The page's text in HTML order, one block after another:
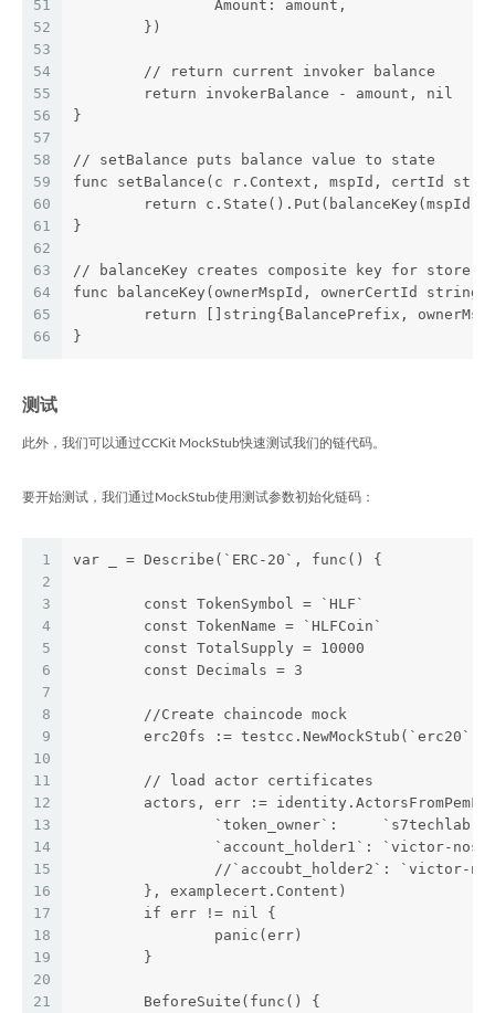
51
52
53
54
55
56
57
58
59
60
61
62
63
64
65
66
		Amount: amount,
	})
	// return current invoker balance
	return invokerBalance - amount, nil
}
// setBalance puts balance value to state
func setBalance(c r.Context, mspId, certId
return c.State().Put(balanceKey(mspId,
}
// balanceKey creates composite key for store
func balanceKey(ownerMspId, ownerCertId
return []string{BalancePrefix,
}
测试
此外，我们可以通过CCKit MockStub快速测试我们的链代码。
要开始测试，我们通过MockStub使用测试参数初始化链码：
1
2
3
4
5
6
7
8
9
10
11
12
13
14
15
16
17
18
19
20
21
var _ = Describe(`ERC-20`, func() {
	const TokenSymbol = `HLF`
	const TokenName = `HLFCoin`
	const TotalSupply = 10000
	const Decimals = 3
	//Create chaincode mock
erc20fs := testcc.NewMockStub(`erc20`,
	// load actor certificates
actors, err :=
`token_owner`:
`account_holder1`: `victor-
//`accoubt_holder2`: `victor-
	}, examplecert.Content)
	if err != nil {
		panic(err)
	}
	BeforeSuite(func() {